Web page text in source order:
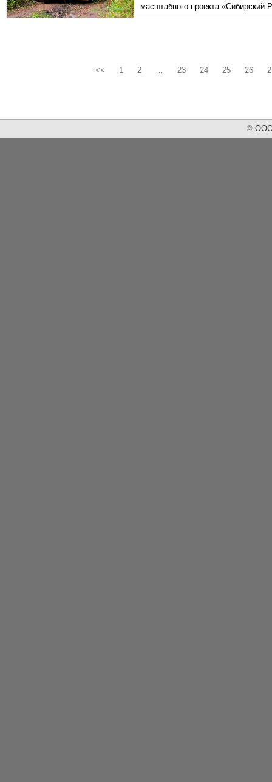
масштабного проекта «Сибирский
<< 1 2 … 23 24 25 26
© ООО